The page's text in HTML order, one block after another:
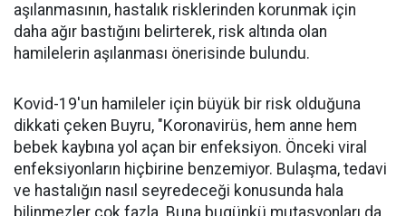
aşılanmasının, hastalık risklerinden korunmak için
daha ağır bastığını belirterek, risk altında olan
hamilelerin aşılanması önerisinde bulundu.
Kovid-19'un hamileler için büyük bir risk olduğuna
dikkati çeken Buyru, "Koronavirüs, hem anne hem
bebek kaybına yol açan bir enfeksiyon. Önceki viral
enfeksiyonların hiçbirine benzemiyor. Bulaşma, tedavi
ve hastalığın nasıl seyredeceği konusunda hala